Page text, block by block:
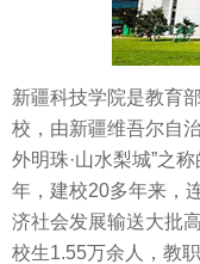
新疆科技学院是教育
校，由新疆维吾尔自
外明珠·山水梨城”之
年，建校20多年来，
济社会发展输送大批
校生1.55万余人，教